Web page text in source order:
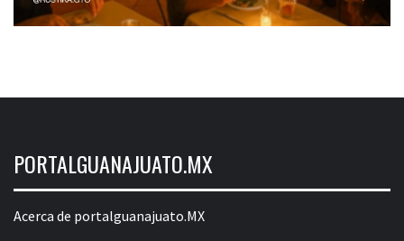
PORTALGUANAJUATO.MX
Acerca de portalguanajuato.MX